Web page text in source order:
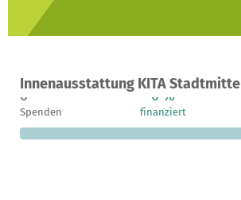
Innenausstattung KITA Stadtmitte
Ein Projekt in Lüneburg, Deutschland
0
Spenden
0 %
finanziert